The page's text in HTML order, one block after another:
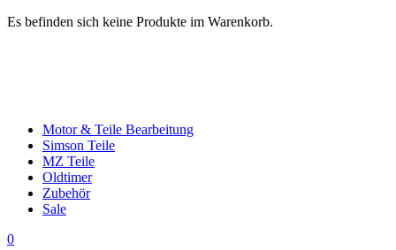
Es befinden sich keine Produkte im Warenkorb.
Motor & Teile Bearbeitung
Simson Teile
MZ Teile
Oldtimer
Zubehör
Sale
0